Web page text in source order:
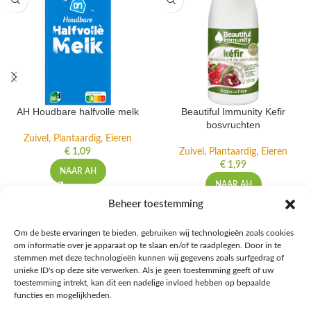
Beheer toestemming
Om de beste ervaringen te bieden, gebruiken wij technologieën zoals cookies
om informatie over je apparaat op te slaan en/of te raadplegen. Door in te
stemmen met deze technologieën kunnen wij gegevens zoals surfgedrag of
unieke ID's op deze site verwerken. Als je geen toestemming geeft of uw
toestemming intrekt, kan dit een nadelige invloed hebben op bepaalde
functies en mogelijkheden.
AH Houdbare halfvolle melk
Zuivel, Plantaardig, Eieren
€ 1,09
NAAR AH
Beautiful Immunity Kefir
bosvruchten
Zuivel, Plantaardig, Eieren
€ 1,99
NAAR AH
Ontdek de beste keto-vriendelijke keuzes van Albert Heijn, verrijk je
kennis met onze diepgaande blogs over het keto-dieet, en deel jouw
favoriete keto recepten in onze bruisende online gemeenschap!